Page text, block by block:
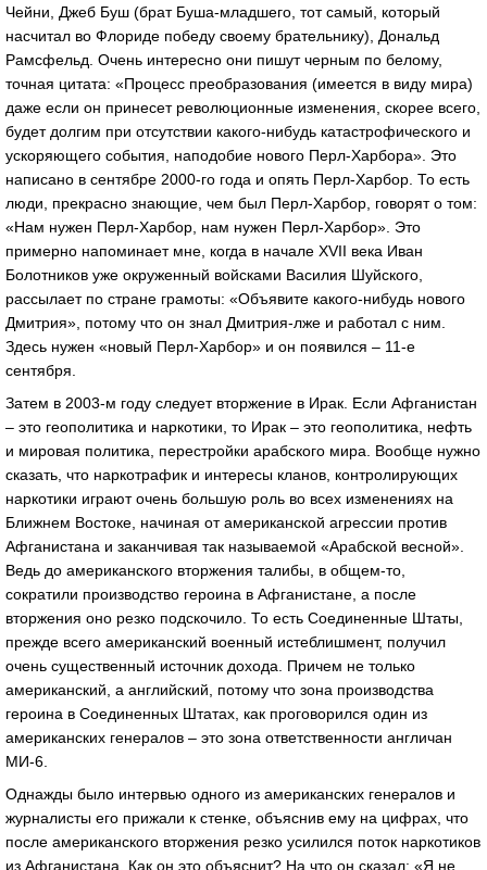
Чейни, Джеб Буш (брат Буша-младшего, тот самый, который
насчитал во Флориде победу своему брательнику), Дональд
Рамсфельд. Очень интересно они пишут черным по белому,
точная цитата: «Процесс преобразования (имеется в виду мира)
даже если он принесет революционные изменения, скорее всего,
будет долгим при отсутствии какого-нибудь катастрофического и
ускоряющего события, наподобие нового Перл-Харбора». Это
написано в сентябре 2000-го года и опять Перл-Харбор. То есть
люди, прекрасно знающие, чем был Перл-Харбор, говорят о том:
«Нам нужен Перл-Харбор, нам нужен Перл-Харбор». Это
примерно напоминает мне, когда в начале XVII века Иван
Болотников уже окруженный войсками Василия Шуйского,
рассылает по стране грамоты: «Объявите какого-нибудь нового
Дмитрия», потому что он знал Дмитрия-лже и работал с ним.
Здесь нужен «новый Перл-Харбор» и он появился – 11-е
сентября.
Затем в 2003-м году следует вторжение в Ирак. Если Афганистан
– это геополитика и наркотики, то Ирак – это геополитика, нефть
и мировая политика, перестройки арабского мира. Вообще нужно
сказать, что наркотрафик и интересы кланов, контролирующих
наркотики играют очень большую роль во всех изменениях на
Ближнем Востоке, начиная от американской агрессии против
Афганистана и заканчивая так называемой «Арабской весной».
Ведь до американского вторжения талибы, в общем-то,
сократили производство героина в Афганистане, а после
вторжения оно резко подскочило. То есть Соединенные Штаты,
прежде всего американский военный истеблишмент, получил
очень существенный источник дохода. Причем не только
американский, а английский, потому что зона производства
героина в Соединенных Штатах, как проговорился один из
американских генералов – это зона ответственности англичан
МИ-6.
Однажды было интервью одного из американских генералов и
журналисты его прижали к стенке, объяснив ему на цифрах, что
после американского вторжения резко усилился поток наркотиков
из Афганистана. Как он это объяснит? На что он сказал: «Я не